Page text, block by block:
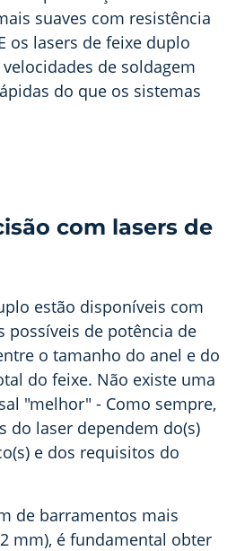
suaves com resistência
os lasers de feixe duplo
de soldagem
do que os sistemas
com lasers de
estão disponíveis com
possíveis de potência de
o tamanho do anel e do
do feixe. Não existe uma
"melhor" - Como sempre,
do laser dependem do(s)
e dos requisitos do
de barramentos mais
mm), é fundamental obter